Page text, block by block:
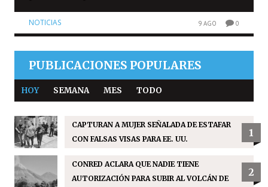
NOTICIAS 9 AGO 0
PUBLICACIONES POPULARES
HOY SEMANA MES TODO
CAPTURAN A MUJER SEÑALADA DE ESTAFAR
CON FALSAS VISAS PARA EE. UU.
1
CONRED ACLARA QUE NADIE TIENE
AUTORIZACIÓN PARA SUBIR AL VOLCÁN DE
2